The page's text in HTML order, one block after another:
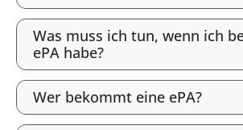
Was muss ich tun, wenn ich
ePA habe?
Wer bekommt eine ePA?